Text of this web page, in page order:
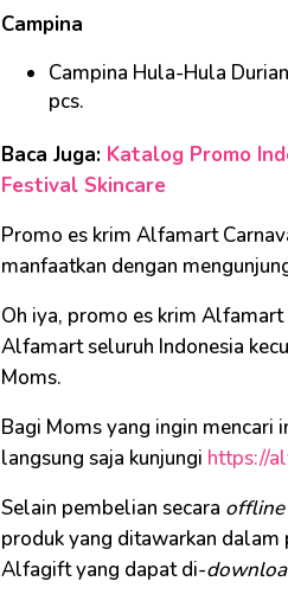
Campina
Campina Hula-Hula
pcs.
Baca Juga: Katalog Promo
Festival Skincare
Promo es krim Alfamart
manfaatkan dengan
Oh iya, promo es krim
Alfamart seluruh Indonesia
Moms.
Bagi Moms yang ingin
langsung saja kunjungi https://
Selain pembelian secara offline
produk yang ditawarkan dalam
Alfagift yang dapat di-